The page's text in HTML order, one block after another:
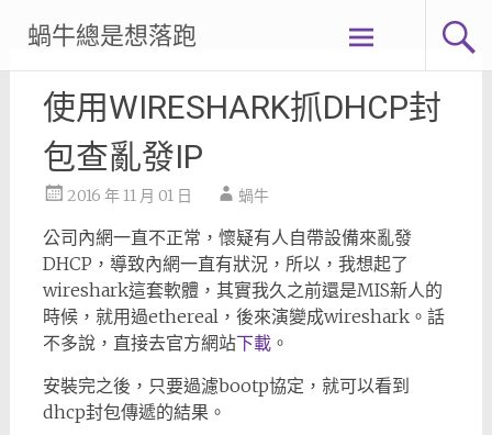
content
蝸牛總是想落跑
使用WIRESHARK抓DHCP封
包查亂發IP
2016 年 11 月 01 日 蝸牛
公司內網一直不正常，懷疑有人自帶設備來亂發
DHCP，導致內網一直有狀況，所以，我想起了
wireshark這套軟體，其實我久之前還是MIS新人的
時候，就用過ethereal，後來演變成wireshark。話
不多說，直接去官方網站下載。
安裝完之後，只要過濾bootp協定，就可以看到
dhcp封包傳遞的結果。